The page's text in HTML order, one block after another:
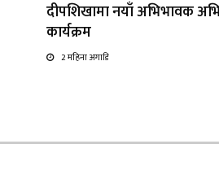
दीपशिखामा नयाँ अभिभावक
कार्यक्रम
2 महिना अगाडि